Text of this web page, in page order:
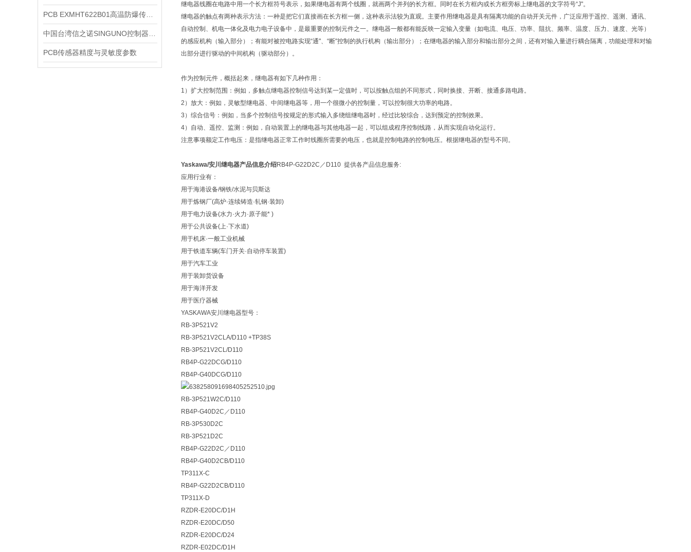
PCB传感器精度与灵敏度参数
继电器线圈在电路中用一个长方框符号表示，如果继电器有两个线圈，就画两个并列的长方框。同时在长方框内或长方框旁标上继电器的文字符号“J"。
继电器的触点有两种表示方法：一种是把它们直接画在长方框一侧，这种表示法较为直观。主要作用继电器是具有隔离功能的自动开关元件，广泛应用于遥控、遥测、通讯、
自动控制、机电一体化及电力电子设备中，是最重要的控制元件之一。继电器一般都有能反映一定输入变量（如电流、电压、功率、阻抗、频率、温度、压力、速度、光等）
的感应机构（输入部分）；有能对被控电路实现“通"、“断"控制的执行机构（输出部分）；在继电器的输入部分和输出部分之间，还有对输入量进行耦合隔离，功能处理和对输
出部分进行驱动的中间机构（驱动部分）。
作为控制元件，概括起来，继电器有如下几种作用：
1）扩大控制范围：例如，多触点继电器控制信号达到某一定值时，可以按触点组的不同形式，同时换接、开断、接通多路电路。
2）放大：例如，灵敏型继电器、中间继电器等，用一个很微小的控制量，可以控制很大功率的电路。
3）综合信号：例如，当多个控制信号按规定的形式输入多绕组继电器时，经过比较综合，达到预定的控制效果。
4）自动、遥控、监测：例如，自动装置上的继电器与其他电器一起，可以组成程序控制线路，从而实现自动化运行。
注意事项额定工作电压：是指继电器正常工作时线圈所需要的电压，也就是控制电路的控制电压。根据继电器的型号不同。
Yaskawa/安川继电器产品信息介绍RB4P-G22D2C／D110 提供各产品信息服务:
应用行业有：
用于海港设备/钢铁/水泥与贝斯达
用于炼钢厂(高炉·连续铸造·轧钢·装卸)
用于电力设备(水力·火力·原子能* )
用于公共设备(上·下水道)
用于机床·一般工业机械
用于铁道车辆(车门开关·自动停车装置)
用于汽车工业
用于装卸货设备
用于海洋开发
用于医疗器械
YASKAWA安川继电器型号：
RB-3P521V2
RB-3P521V2CLA/D110 +TP38S
RB-3P521V2CL/D110
RB4P-G22DCG/D110
RB4P-G40DCG/D110
RB-3P521W2C/D110
RB4P-G40D2C／D110
RB-3P530D2C
RB-3P521D2C
RB4P-G22D2C／D110
RB4P-G40D2CB/D110
TP311X-C
RB4P-G22D2CB/D110
TP311X-D
RZDR-E20DC/D1H
RZDR-E20DC/D50
RZDR-E20DC/D24
RZDR-E02DC/D1H